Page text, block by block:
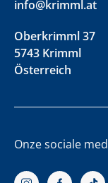
info@krimml.at
Oberkrimml 37
5743 Krimml
Österreich
Onze sociale